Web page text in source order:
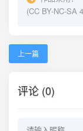
(CC BY-NC-SA
上一篇
评论 (0)